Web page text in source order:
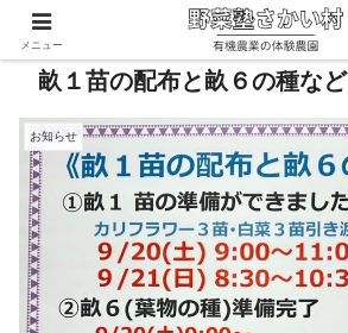
畝１苗の配布と畝６の種など
お知らせ
メニュー